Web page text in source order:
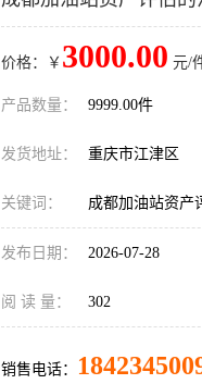
价格：￥ 3000.00 元/
产品数量： 9999.00件
发货地址： 重庆市江津区
关键词： 成都加油站资产
发布日期： 2026-07-28
阅 读 量： 302
销售电话：